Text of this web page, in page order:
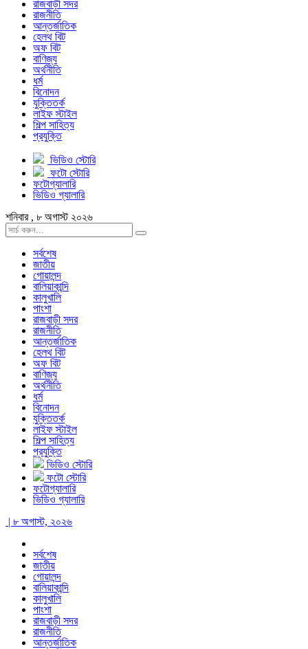
রাজবাড়ী সদর
রাজনীতি
আন্তর্জাতিক
হেলথ বিট
অফ বিট
বাণিজ্য
অর্থনীতি
ধর্ম
বিনোদন
যুক্তিতর্ক
লাইফ স্টাইল
শিল্প সাহিত্য
প্রযুক্তি
ভিডিও স্টোরি
ফটো স্টোরি
ফটোগ্যালারি
ভিডিও গ্যালারি
শনিবার , ৮ অগাস্ট ২০২৬
সর্বশেষ
জাতীয়
গোয়ালন্দ
বালিয়াকান্দি
কালুখালি
পাংশা
রাজবাড়ী সদর
রাজনীতি
আন্তর্জাতিক
হেলথ বিট
অফ বিট
বাণিজ্য
অর্থনীতি
ধর্ম
বিনোদন
যুক্তিতর্ক
লাইফ স্টাইল
শিল্প সাহিত্য
প্রযুক্তি
ভিডিও স্টোরি
ফটো স্টোরি
ফটোগ্যালারি
ভিডিও গ্যালারি
| ৮ অগাস্ট, ২০২৬
সর্বশেষ
জাতীয়
গোয়ালন্দ
বালিয়াকান্দি
কালুখালি
পাংশা
রাজবাড়ী সদর
রাজনীতি
আন্তর্জাতিক